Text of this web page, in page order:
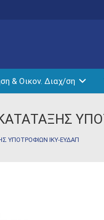
& Οικον. Διαχ/ση
ΥΠΟΤΡΟΦΙΩΝ ΙΚΥ-ΕΥΔΑΠ